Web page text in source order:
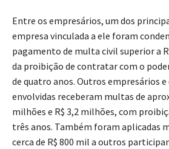
Entre os empresários, um dos
empresa vinculada a ele foram
pagamento de multa civil superior a
da proibição de contratar com o
de quatro anos. Outros empresários e
envolvidas receberam multas de
milhões e R$ 3,2 milhões, com
três anos. Também foram aplicadas
cerca de R$ 800 mil a outros